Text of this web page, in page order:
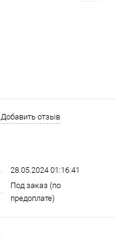
Добавить отзыв
28.05.2024 01:16:41
Под заказ (по
предоплате)